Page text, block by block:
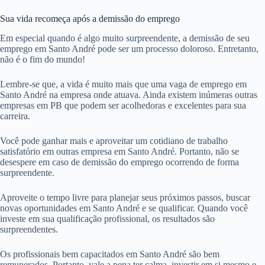
Sua vida recomeça após a demissão do emprego
Em especial quando é algo muito surpreendente, a demissão de seu
emprego em Santo André pode ser um processo doloroso. Entretanto,
não é o fim do mundo!
Lembre-se que, a vida é muito mais que uma vaga de emprego em
Santo André na empresa onde atuava. Ainda existem inúmeras outras
empresas em PB que podem ser acolhedoras e excelentes para sua
carreira.
Você pode ganhar mais e aproveitar um cotidiano de trabalho
satisfatório em outras empresa em Santo André. Portanto, não se
desespere em caso de demissão do emprego ocorrendo de forma
surpreendente.
Aproveite o tempo livre para planejar seus próximos passos, buscar
novas oportunidades em Santo André e se qualificar. Quando você
investe em sua qualificação profissional, os resultados são
surpreendentes.
Os profissionais bem capacitados em Santo André são bem